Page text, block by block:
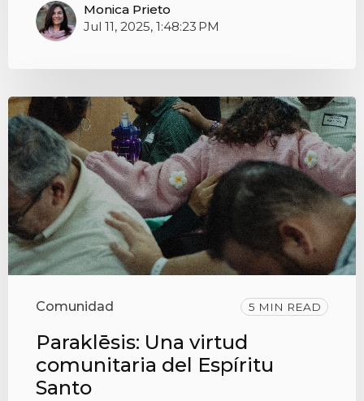
Monica Prieto
Jul 11, 2025, 1:48:23 PM
Comunidad 5 MIN READ
Paraklēsis: Una virtud
comunitaria del Espíritu
Santo